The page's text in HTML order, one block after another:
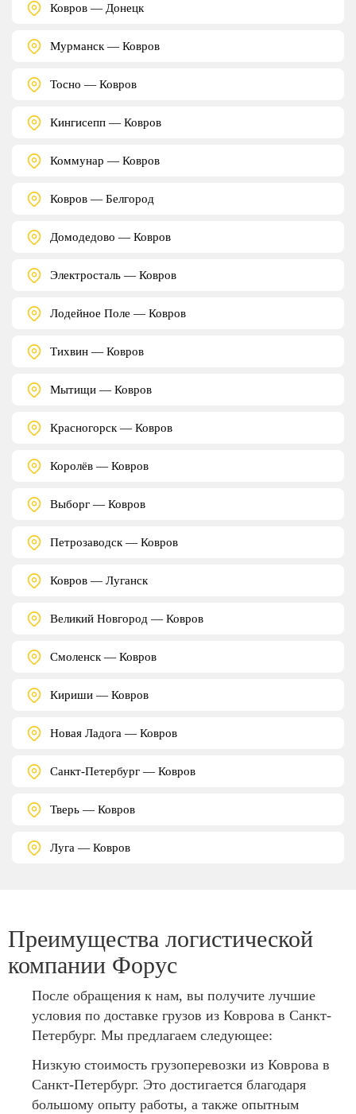
Ковров — Донецк
Мурманск — Ковров
Тосно — Ковров
Кингисепп — Ковров
Коммунар — Ковров
Ковров — Белгород
Домодедово — Ковров
Электросталь — Ковров
Лодейное Поле — Ковров
Тихвин — Ковров
Мытищи — Ковров
Красногорск — Ковров
Королёв — Ковров
Выборг — Ковров
Петрозаводск — Ковров
Ковров — Луганск
Великий Новгород — Ковров
Смоленск — Ковров
Кириши — Ковров
Новая Ладога — Ковров
Санкт-Петербург — Ковров
Тверь — Ковров
Луга — Ковров
Преимущества логистической
компании Форус
После обращения к нам, вы получите лучшие
условия по доставке грузов из Коврова в Санкт-
Петербург. Мы предлагаем следующее:
Низкую стоимость грузоперевозки из Коврова в
Санкт-Петербург. Это достигается благодаря
большому опыту работы, а также опытным